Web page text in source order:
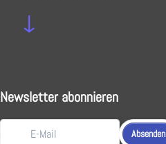
↓
Newsletter abonnieren
Absenden